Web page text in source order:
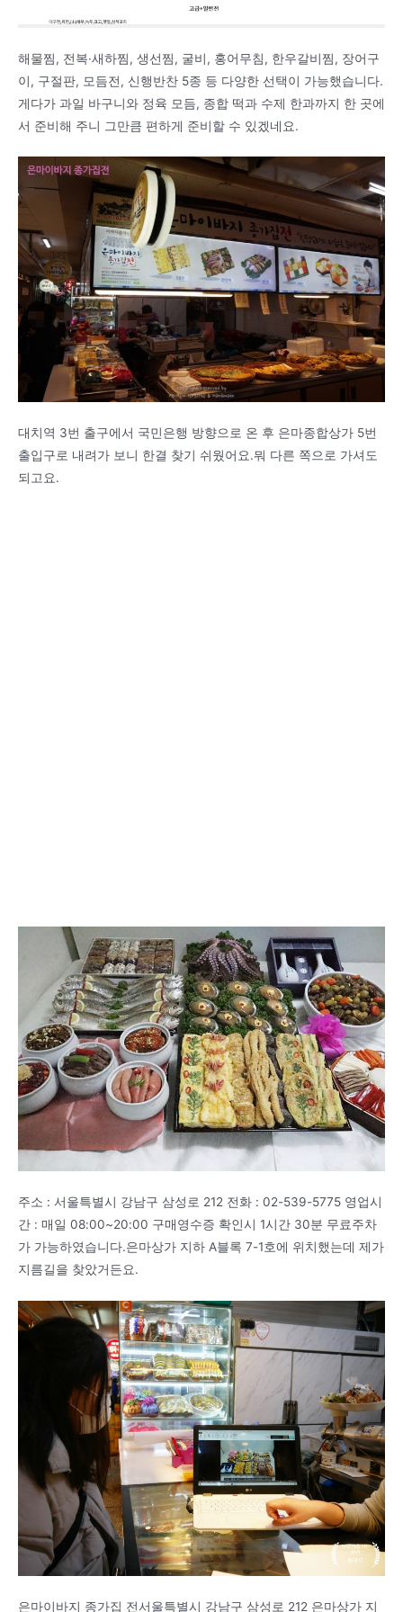
해물찜, 전복·새하찜, 생선찜, 굴비, 홍어무침, 한우갈비찜, 장어구
이, 구절판, 모듬전, 신행반찬 5종 등 다양한 선택이 가능했습니다.
게다가 과일 바구니와 정육 모듬, 종합 떡과 수제 한과까지 한 곳에
서 준비해 주니 그만큼 편하게 준비할 수 있겠네요.
대치역 3번 출구에서 국민은행 방향으로 온 후 은마종합상가 5번
출입구로 내려가 보니 한결 찾기 쉬웠어요.뭐 다른 쪽으로 가셔도
되고요.
주소 : 서울특별시 강남구 삼성로 212 전화 : 02-539-5775 영업시
간 : 매일 08:00~20:00 구매영수증 확인시 1시간 30분 무료주차
가 가능하였습니다.은마상가 지하 A블록 7-1호에 위치했는데 제가
지름길을 찾았거든요.
은마이바지 종가집 전서울특별시 강남구 삼성로 212 은마상가 지